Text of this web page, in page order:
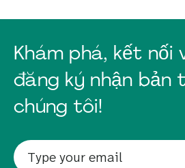
Khám phá, kết nối
đăng ký nhận bản
chúng tôi!